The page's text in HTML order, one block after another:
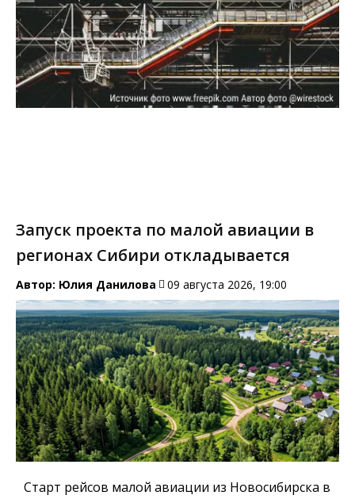
Запуск проекта по малой авиации в
регионах Сибири откладывается
Автор: Юлия Данилова 09 августа 2026, 19:00
Старт рейсов малой авиации из Новосибирска в